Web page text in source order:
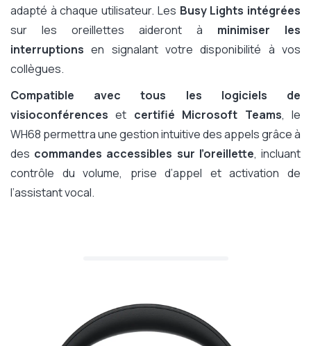
adapté à chaque utilisateur. Les Busy Lights intégrées
sur les oreillettes aideront à minimiser les
interruptions en signalant votre disponibilité à vos
collègues.
Compatible avec tous les logiciels de
visioconférences et certifié Microsoft Teams, le
WH68 permettra une gestion intuitive des appels grâce à
des commandes accessibles sur l’oreillette, incluant
contrôle du volume, prise d’appel et activation de
l’assistant vocal.